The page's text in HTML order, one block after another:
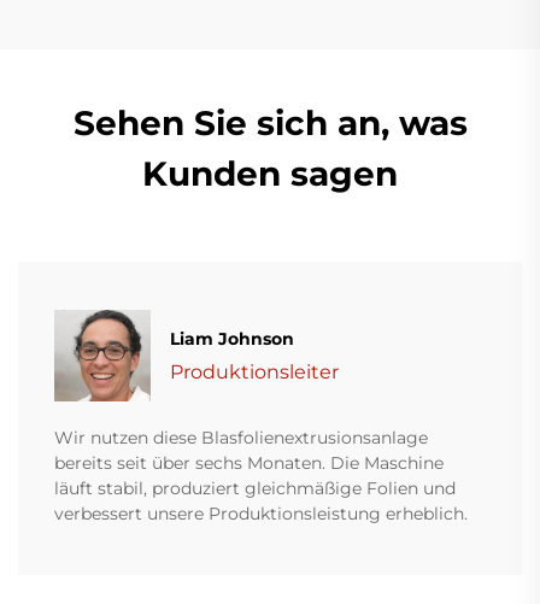
Sehen Sie sich an, was
Kunden sagen
Liam Johnson
Produktionsleiter
Wir nutzen diese Blasfolienextrusionsanlage
bereits seit über sechs Monaten. Die Maschine
läuft stabil, produziert gleichmäßige Folien und
verbessert unsere Produktionsleistung erheblich.